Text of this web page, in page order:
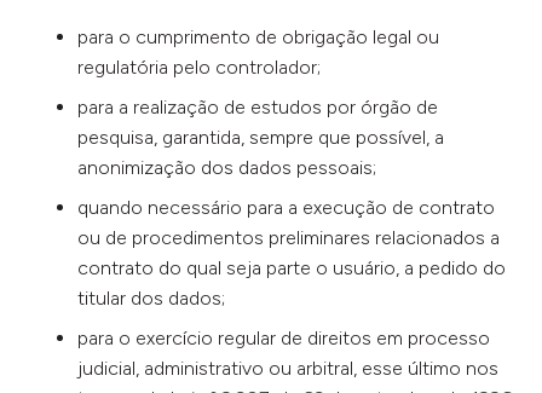
para o cumprimento de obrigação legal ou
regulatória pelo controlador;
para a realização de estudos por órgão de
pesquisa, garantida, sempre que possível, a
anonimização dos dados pessoais;
quando necessário para a execução de contrato
ou de procedimentos preliminares relacionados a
contrato do qual seja parte o usuário, a pedido do
titular dos dados;
para o exercício regular de direitos em processo
judicial, administrativo ou arbitral, esse último nos